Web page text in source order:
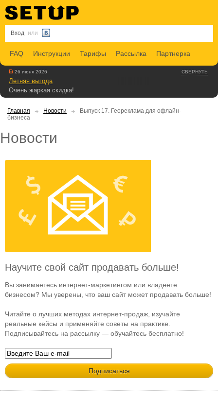
Вход или
FAQ Инструкции Тарифы Рассылка Партнерка
СВЕРНУТЬ
26 июня 2026
Летняя выгода
Очень жаркая скидка!
Главная Новости
Выпуск 17. Геореклама для офлайн-
бизнеса
Новости
Научите свой сайт продавать больше!
Вы занимаетесь интернет-маркетингом или владеете
бизнесом? Мы уверены, что ваш сайт может продавать больше!
Читайте о лучших методах интернет-продаж, изучайте
реальные кейсы и применяйте советы на практике.
Подписывайтесь на рассылку — обучайтесь бесплатно!